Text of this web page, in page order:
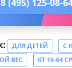
ДЛЯ ДЕТЕЙ
С
ВЕС
КТ 16-64